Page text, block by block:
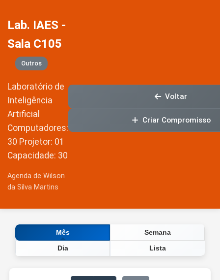
Lab. IAES -
Sala C105
Outros
Laboratório de
Inteligência
Artificial
Computadores:
30 Projetor: 01
Capacidade: 30
Agenda de Wilson
da Silva Martins
Voltar
Criar Compromisso
Mês Semana
Dia Lista